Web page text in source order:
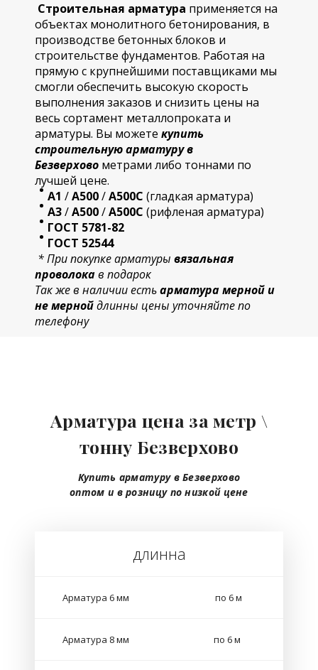
Строительная арматура применяется на
объектах монолитного бетонирования, в
производстве бетонных блоков и
строительстве фундаментов. Работая на
прямую с крупнейшими поставщиками мы
смогли обеспечить высокую скорость
выполнения заказов и снизить цены на
весь сортамент металлопроката и
арматуры. Вы можете купить
строительнуюарматуру в
Безверхово метрами либо тоннами по
лучшей цене.
А1 /А500/А500С (гладкая арматура)
А3/А500/А500С (рифленая арматура)
ГОСТ 5781-82
ГОСТ 52544
* При покупке арматуры вязальная
проволокав подарок
Так же в наличии естьарматура мерной и
не мернойдлинны цены уточняйте по
телефону
Арматура цена за метр \
тонну Безверхово
Купить арматуру в Безверхово
оптом и в розницу по низкой цене
длинна
Арматура 6 мм по 6 м
Арматура 8 мм по 6 м